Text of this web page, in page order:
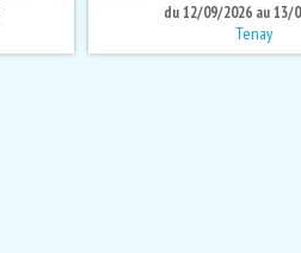
du 12/09/2026 au 13/
Tenay